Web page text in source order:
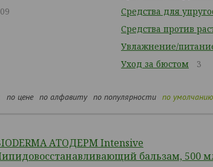
Средства для
Средства против
Увлажнение/
Уход за бюстом
3
по цене по алфавиту по популярности по умолчанию
АТОДЕРМ Intensive
бальзам, 500